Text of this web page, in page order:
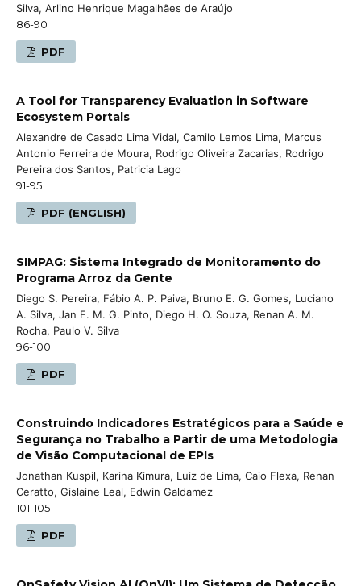
Silva, Arlino Henrique Magalhães de Araújo
86-90
PDF
A Tool for Transparency Evaluation in Software
Ecosystem Portals
Alexandre de Casado Lima Vidal, Camilo Lemos Lima, Marcus
Antonio Ferreira de Moura, Rodrigo Oliveira Zacarias, Rodrigo
Pereira dos Santos, Patricia Lago
91-95
PDF (ENGLISH)
SIMPAG: Sistema Integrado de Monitoramento do
Programa Arroz da Gente
Diego S. Pereira, Fábio A. P. Paiva, Bruno E. G. Gomes, Luciano
A. Silva, Jan E. M. G. Pinto, Diego H. O. Souza, Renan A. M.
Rocha, Paulo V. Silva
96-100
PDF
Construindo Indicadores Estratégicos para a Saúde e
Segurança no Trabalho a Partir de uma Metodologia
de Visão Computacional de EPIs
Jonathan Kuspil, Karina Kimura, Luiz de Lima, Caio Flexa, Renan
Ceratto, Gislaine Leal, Edwin Galdamez
101-105
PDF